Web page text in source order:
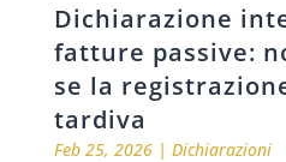
Dichiarazione
fatture passive:
se la
tardiva
Feb 25, 2026| Dichiarazioni